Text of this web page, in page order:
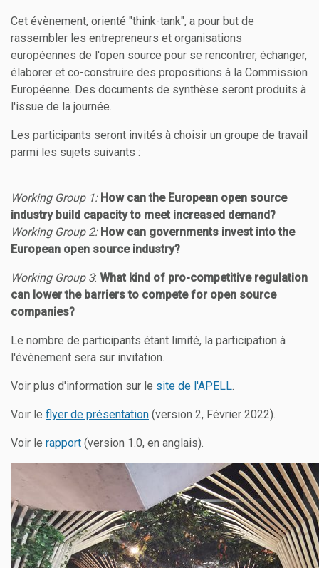
Cet évènement, orienté "think-tank", a pour but de
rassembler les entrepreneurs et organisations
européennes de l'open source pour se rencontrer, échanger,
élaborer et co-construire des propositions à la Commission
Européenne. Des documents de synthèse seront produits à
l'issue de la journée.
Les participants seront invités à choisir un groupe de travail
parmi les sujets suivants :
Working Group 1: How can the European open source
industry build capacity to meet increased demand?
Working Group 2: How can governments invest into the
European open source industry?
Working Group 3: What kind of pro-competitive regulation
can lower the barriers to compete for open source
companies?
Le nombre de participants étant limité, la participation à
l'évènement sera sur invitation.
Voir plus d'information sur le site de l'APELL.
Voir le flyer de présentation (version 2, Février 2022).
Voir le rapport (version 1.0, en anglais).